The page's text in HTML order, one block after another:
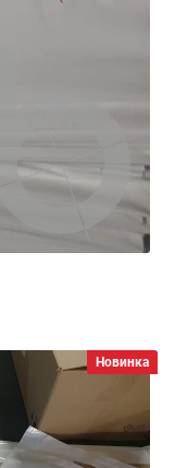
Новинка